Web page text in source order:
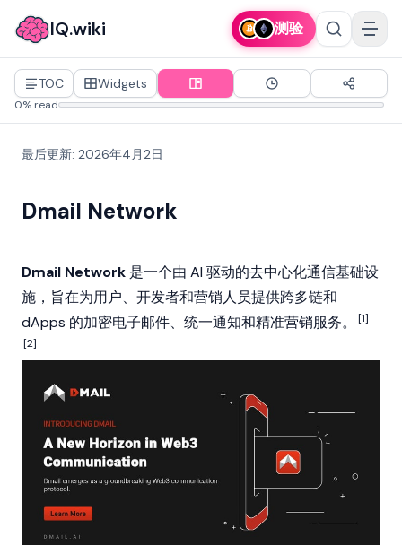
IQ.wiki 测验
TOC Widgets
0% read
最后更新: 2026年4月2日
Dmail Network
Dmail Network 是一个由 AI 驱动的去中心化通信基础设
施，旨在为用户、开发者和营销人员提供跨多链和
dApps 的加密电子邮件、统一通知和精准营销服务。
[1]
[2]